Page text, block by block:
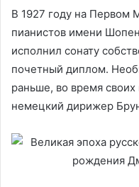
В 1927 году на Первом
пианистов имени
исполнил сонату
почетный диплом.
раньше, во время
немецкий дирижер